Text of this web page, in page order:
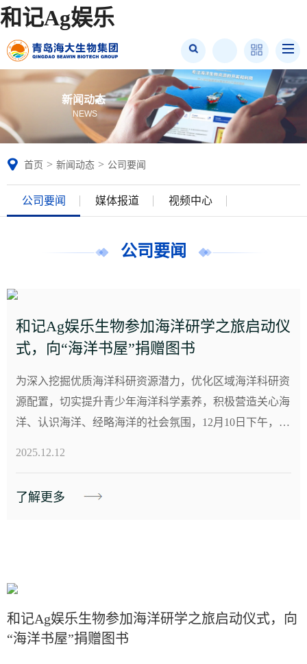
和记Ag娱乐
新闻动态
NEWS
首页 > 新闻动态 > 公司要闻
公司要闻 媒体报道 视频中心
公司要闻
和记Ag娱乐生物参加海洋研学之旅启动仪
式，向“海洋书屋”捐赠图书
为深入挖掘优质海洋科研资源潜力，优化区域海洋科研资
源配置，切实提升青少年海洋科学素养，积极营造关心海
洋、认识海洋、经略海洋的社会氛围，12月10日下午，由
2025.12.12
了解更多
和记Ag娱乐生物参加海洋研学之旅启动仪式，向
“海洋书屋”捐赠图书